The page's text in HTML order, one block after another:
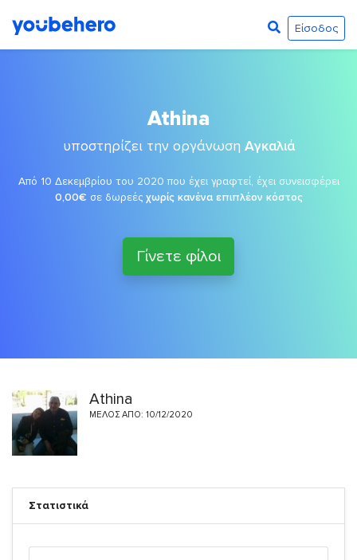
Είσοδος
Athina
υποστηρίζει την οργάνωση Αγκαλιά
Από 10 Δεκεμβρίου του 2020 που έχει γραφτεί, έχει συνεισφέρει
0,00€ σε δωρεές χωρίς κανένα επιπλέον κόστος
Γίνετε φίλοι
Athina
ΜΈΛΟΣ ΑΠΌ: 10/12/2020
Στατιστικά